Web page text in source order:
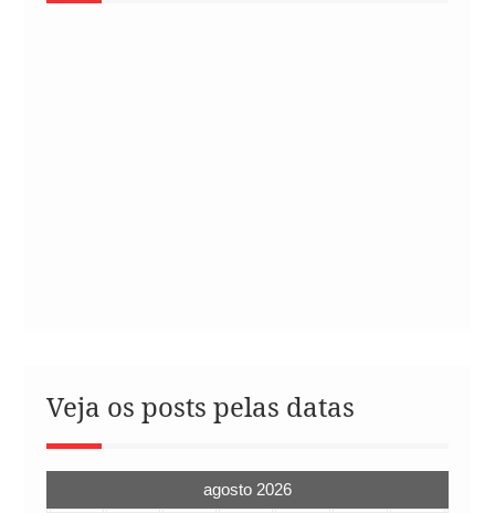
Veja os posts pelas datas
agosto 2026